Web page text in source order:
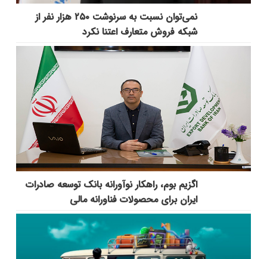
نمی‌توان نسبت به سرنوشت ۲۵۰ هزار نفر از
شبکه فروش متعارف اعتنا نکرد
اگزیم بوم، راهکار نوآورانه بانک توسعه صادرات
ایران برای محصولات فناورانه مالی